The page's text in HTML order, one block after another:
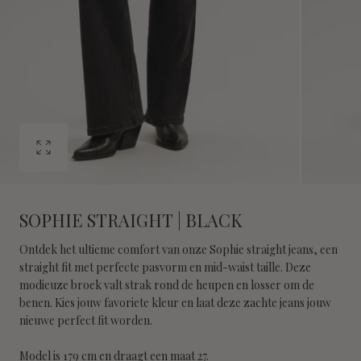
Open
modal
SOPHIE STRAIGHT | BLACK
Ontdek het ultieme comfort van onze Sophie straight jeans, een
straight fit met perfecte pasvorm en mid-waist taille. Deze
modieuze broek valt strak rond de heupen en losser om de
benen. Kies jouw favoriete kleur en laat deze zachte jeans jouw
nieuwe perfect fit worden.
Model is 179 cm en draagt een maat 27.